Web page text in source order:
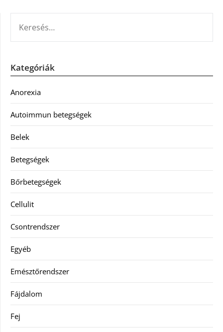
Kategóriák
Anorexia
Autoimmun betegségek
Belek
Betegségek
Bőrbetegségek
Cellulit
Csontrendszer
Egyéb
Emésztőrendszer
Fájdalom
Fej